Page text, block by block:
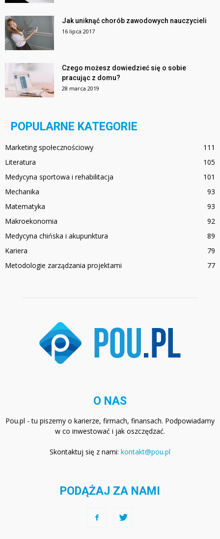
Jak uniknąć chorób zawodowych nauczycieli
16 lipca 2017
Czego możesz dowiedzieć się o sobie
pracując z domu?
28 marca 2019
POPULARNE KATEGORIE
Marketing społecznościowy
111
Literatura
105
Medycyna sportowa i rehabilitacja
101
Mechanika
93
Matematyka
93
Makroekonomia
92
Medycyna chińska i akupunktura
89
Kariera
79
Metodologie zarządzania projektami
77
O NAS
Pou.pl - tu piszemy o karierze, firmach, finansach. Podpowiadamy
w co inwestować i jak oszczędzać.
Skontaktuj się z nami: kontakt@pou.pl
PODĄŻAJ ZA NAMI